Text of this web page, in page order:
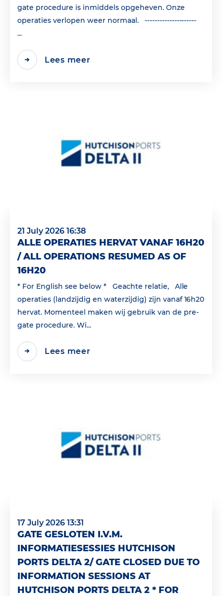
gate procedure is inmiddels opgeheven. Onze
operaties verlopen weer normaal. ---------------------
...
Lees meer
21 July 2026 16:38
ALLE OPERATIES HERVAT VANAF 16H20
/ ALL OPERATIONS RESUMED AS OF
16H20
* For English see below * Geachte relatie, Alle
operaties (landzijdig en waterzijdig) zijn vanaf 16h20
hervat. Momenteel maken wij gebruik van de pre-
gate procedure. Wi...
Lees meer
17 July 2026 13:31
GATE GESLOTEN I.V.M.
INFORMATIESESSIES HUTCHISON
PORTS DELTA 2/ GATE CLOSED DUE TO
INFORMATION SESSIONS AT
HUTCHISON PORTS DELTA 2 * FOR